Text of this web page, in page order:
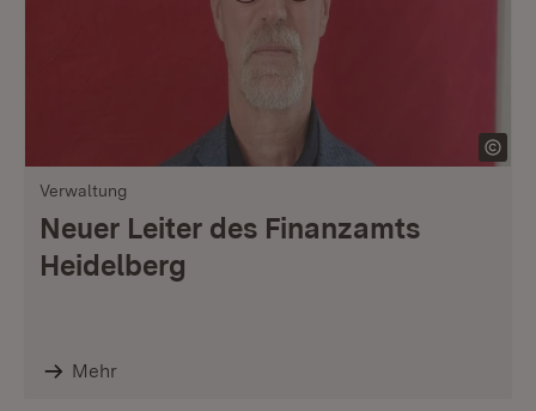
Verwaltung
Neuer Leiter des Finanzamts
Heidelberg
Mehr